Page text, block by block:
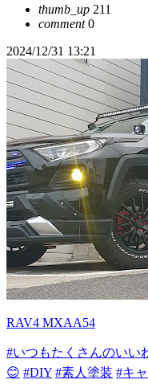
thumb_up 211
comment0
2024/12/31 13:21
RAV4 MXAA54
#いつもたくさんのいい
😊 #DIY #素人塗装 #キ